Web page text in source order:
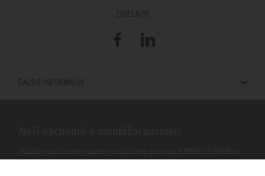
ZDIEĽAJTE
FacebookLinkedIn
ĎALŠIE INFORMÁCIE